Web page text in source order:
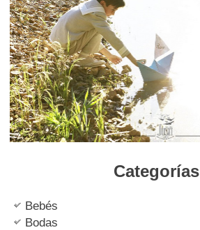
Categorías
Bebés
Bodas